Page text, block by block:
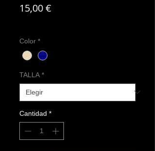
15,00 €
Color *
TALLA *
Cantidad *